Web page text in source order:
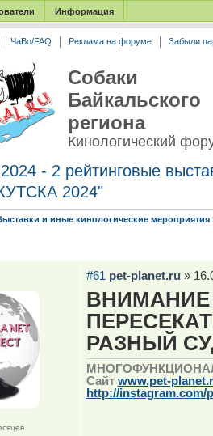
Информация
ЧаВо/FAQ Реклама на форуме Забыли
Собаки
Байкальского
региона
Кинологический
- 2 рейтинговые
2024"
и иные кинологические мероприятия
#61 pet-planet.ru »
ВНИМАНИЕ
РАЗНЫЙ
Сайт www.pet-
http://instagram.com/